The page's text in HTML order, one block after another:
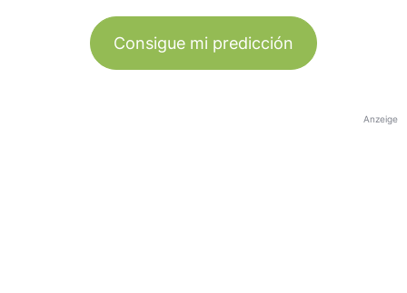
Consigue mi predicción
Anzeige